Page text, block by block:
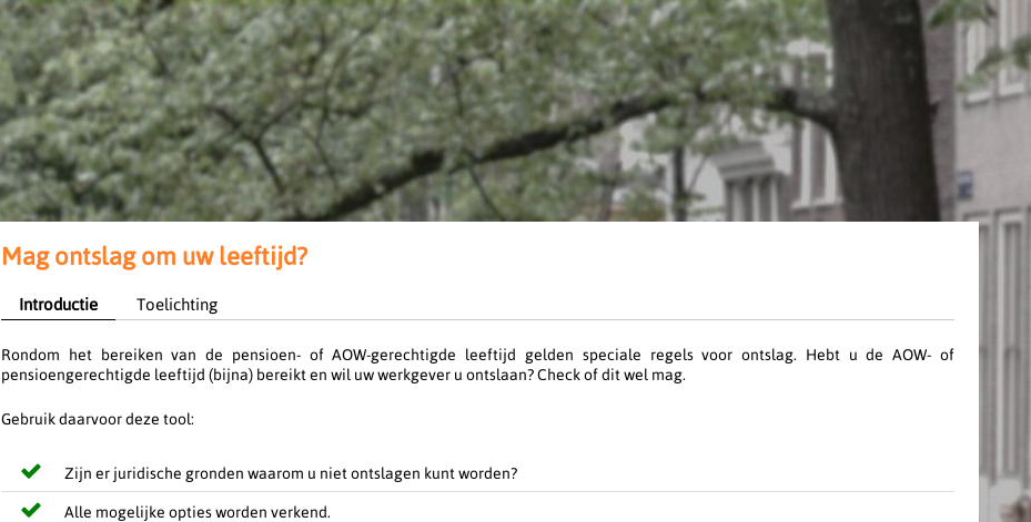
Mag ontslag om uw leeftijd?
Introductie Toelichting
Rondom het bereiken van de pensioen- of AOW-gerechtigde leeftijd gelden speciale regels voor ontslag. Hebt u de AOW- of
pensioengerechtigde leeftijd (bijna) bereikt en wil uw werkgever u ontslaan? Check of dit wel mag.
Gebruik daarvoor deze tool:
Zijn er juridische gronden waarom u niet ontslagen kunt worden?
Alle mogelijke opties worden verkend.